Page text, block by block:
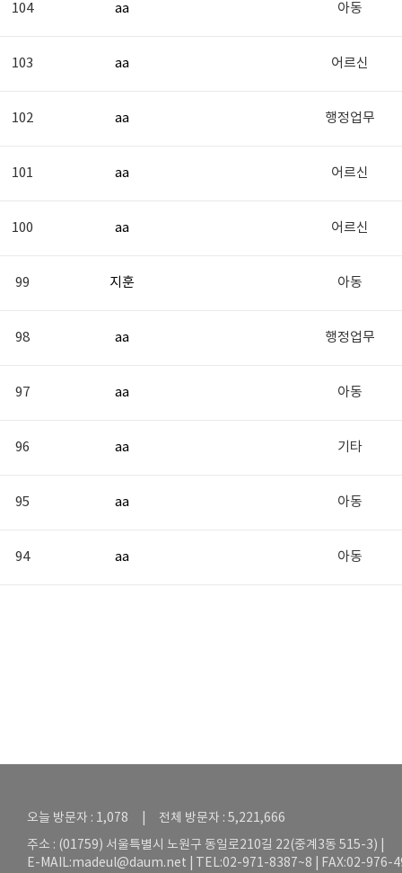
104 aa 아동
103 aa 어르신
102 aa 행정업무
101 aa 어르신
100 aa 어르신
99 지훈 아동
98 aa 행정업무
97 aa 아동
96 aa 기타
95 aa 아동
94 aa 아동
오늘 방문자 : 1,078 | 전체 방문자 : 5,221,666
주소 : (01759) 서울특별시 노원구 동일로210길 22(중계3동 515-3) |
E-MAIL:madeul@daum.net | TEL:02-971-8387~8 | FAX:02-976-